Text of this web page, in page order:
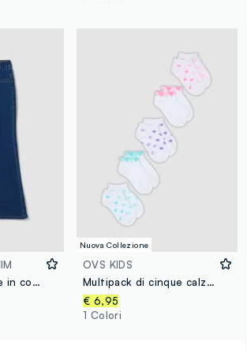
Jeggings blu flare in cotone elasticizzato per bambina
Nuova Collezione
OVS KIDS
Multipack di cinque calze corte bianche in cotone organico elasticizzato
€ 6,95
1 Colori